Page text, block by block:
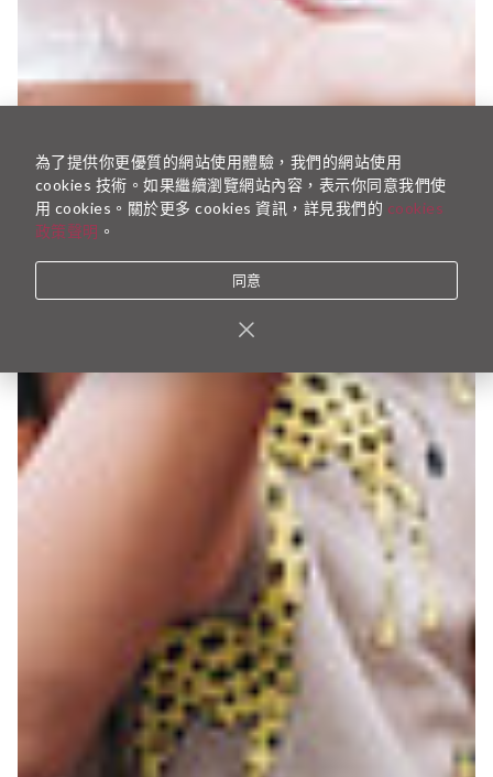
為了提供你更優質的網站使用體驗，我們的網站使用
cookies 技術。如果繼續瀏覽網站內容，表示你同意我們使
用 cookies。關於更多 cookies 資訊，詳見我們的 cookies
政策聲明 。
同意